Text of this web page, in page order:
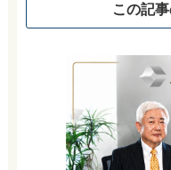
この記